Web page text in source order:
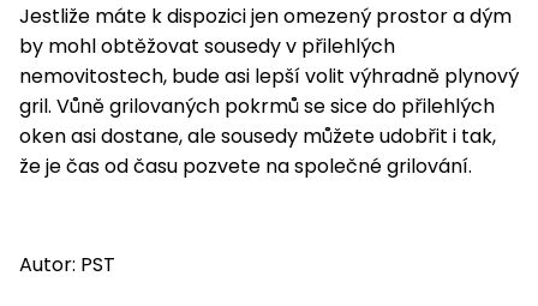
Jestliže máte k dispozici jen omezený prostor a dým
by mohl obtěžovat sousedy v přilehlých
nemovitostech, bude asi lepší volit výhradně plynový
gril. Vůně grilovaných pokrmů se sice do přilehlých
oken asi dostane, ale sousedy můžete udobřit i tak,
že je čas od času pozvete na společné grilování.
Autor: PST